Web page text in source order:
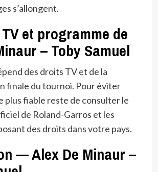
s’allongent.
et programme de
– Toby Samuel
des droits TV et de la
finale du tournoi. Pour éviter
plus fiable reste de consulter le
de Roland-Garros et les
des droits dans votre pays.
— Alex De Minaur –